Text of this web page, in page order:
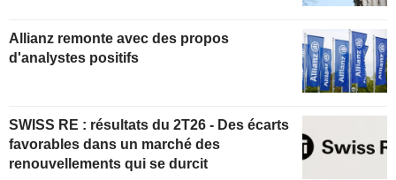
Allianz remonte avec des propos
d'analystes positifs
SWISS RE : résultats du 2T26 - Des écarts
favorables dans un marché des
renouvellements qui se durcit